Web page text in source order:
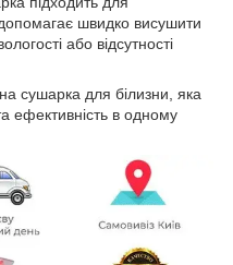
швидко висушити
або відсутності
сушарка для білизни, яка
ефективність в одному